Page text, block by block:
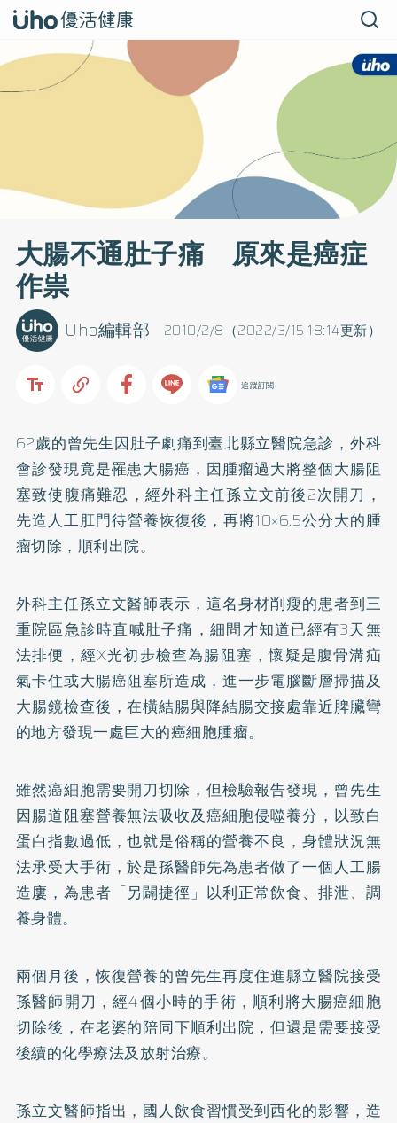
大腸不通肚子痛 原來是癌症
作祟
2010/2/8（2022/3/15 18:14更新）
Uho編輯部
追蹤訂閱
62歲的曾先生因肚子劇痛到臺北縣立醫院急診，外科
會診發現竟是罹患大腸癌 ，因腫瘤過大將整個大腸阻
塞致使腹痛難忍，經外科主任孫立文前後2次開刀，
先造人工肛門待營養恢復後，再將10×6.5公分大的腫
瘤切除，順利出院。
外科主任孫立文醫師表示，這名身材削瘦的患者到三
重院區急診時直喊肚子痛，細問才知道已經有3天無
法排便，經X光初步檢查為腸阻塞，懷疑是腹骨溝疝
氣卡住或大腸癌阻塞所造成，進一步電腦斷層掃描及
大腸鏡檢查後，在橫結腸與降結腸交接處靠近脾臟彎
的地方發現一處巨大的癌細胞腫瘤。
雖然癌細胞需要開刀切除，但檢驗報告發現，曾先生
因腸道阻塞營養無法吸收及癌細胞侵噬養分，以致白
蛋白指數過低，也就是俗稱的營養不良，身體狀況無
法承受大手術，於是孫醫師先為患者做了一個人工腸
造廔，為患者「另闢捷徑」以利正常飲食、排泄、調
養身體。
兩個月後，恢復營養的曾先生再度住進縣立醫院接受
孫醫師開刀，經4個小時的手術，順利將大腸癌細胞
切除後，在老婆的陪同下順利出院，但還是需要接受
後續的化學療法及放射治療。
孫立文醫師指出，國人飲食習慣受到西化的影響，造